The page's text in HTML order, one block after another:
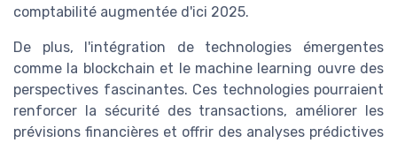
comptabilité augmentée d'ici 2025.
De plus, l'intégration de technologies émergentes
comme la blockchain et le machine learning ouvre des
perspectives fascinantes. Ces technologies pourraient
renforcer la sécurité des transactions, améliorer les
prévisions financières et offrir des analyses prédictives